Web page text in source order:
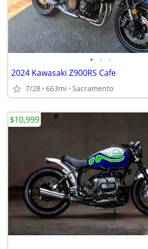
• • •
2024 Kawasaki Z900RS Cafe
7/28 663mi Sacramento
$10,999